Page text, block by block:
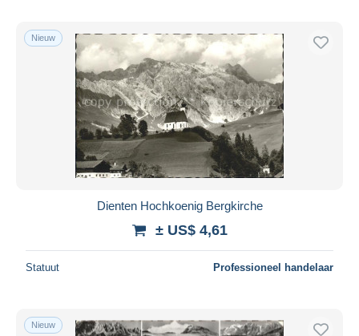
Nieuw
Dienten Hochkoenig Bergkirche
± US$ 4,61
Statuut Professioneel handelaar
Nieuw